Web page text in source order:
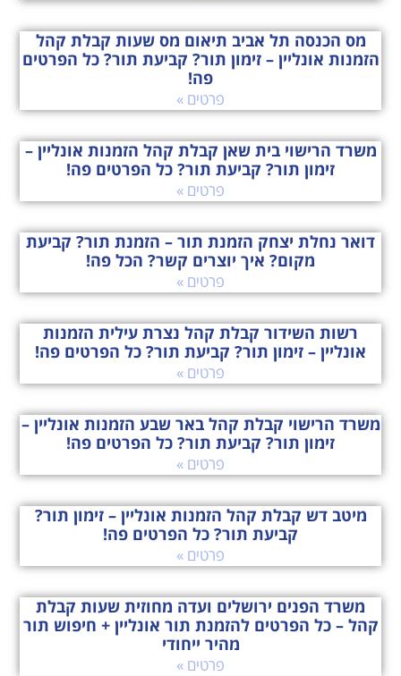
מס הכנסה תל אביב תיאום מס שעות קבלת קהל
הזמנות אונליין – זימון תור? קביעת תור? כל הפרטים
פה!
פרטים »
משרד הרישוי בית שאן קבלת קהל הזמנות אונליין –
זימון תור? קביעת תור? כל הפרטים פה!
פרטים »
דואר נחלת יצחק הזמנת תור – הזמנת תור? קביעת
מקום? איך יוצרים קשר? הכל פה!
פרטים »
רשות השידור קבלת קהל נצרת עילית הזמנות
אונליין – זימון תור? קביעת תור? כל הפרטים פה!
פרטים »
משרד הרישוי קבלת קהל באר שבע הזמנות אונליין –
זימון תור? קביעת תור? כל הפרטים פה!
פרטים »
מיטב דש קבלת קהל הזמנות אונליין – זימון תור?
קביעת תור? כל הפרטים פה!
פרטים »
משרד הפנים ירושלים ועדה מחוזית שעות קבלת
קהל – כל הפרטים להזמנת תור אונליין + חיפוש תור
מהיר ייחודי
פרטים »